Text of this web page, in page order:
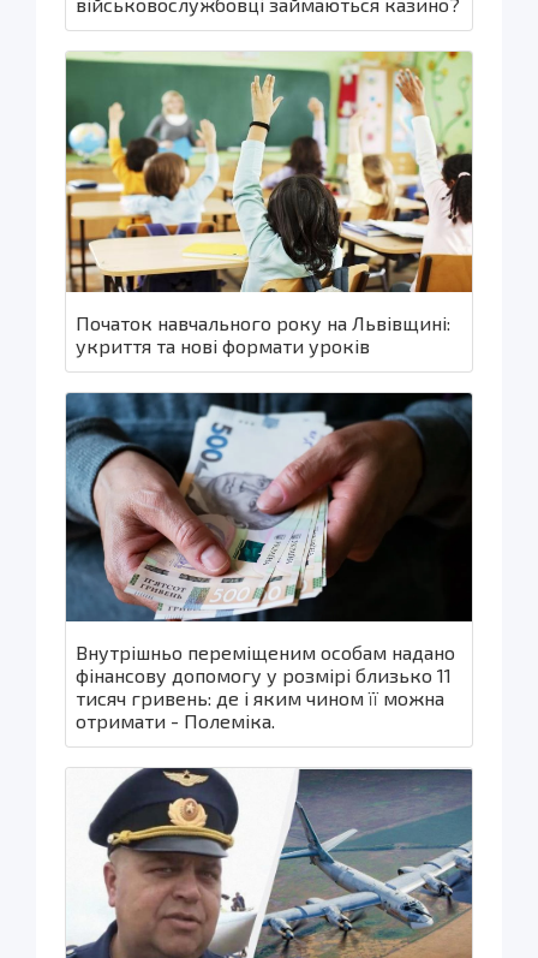
Початок навчального року на Львівщині:
укриття та нові формати уроків
Внутрішньо переміщеним особам надано
фінансову допомогу у розмірі близько 11
тисяч гривень: де і яким чином її можна
отримати - Полеміка.